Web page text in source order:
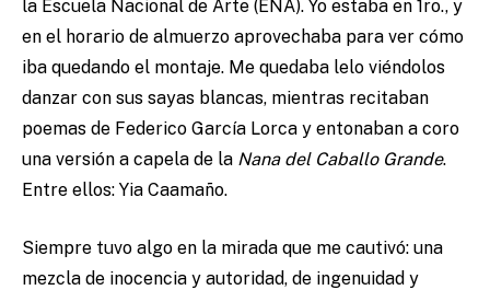
la Escuela Nacional de Arte (ENA). Yo estaba en 1ro., y
en el horario de almuerzo aprovechaba para ver cómo
iba quedando el montaje. Me quedaba lelo viéndolos
danzar con sus sayas blancas, mientras recitaban
poemas de Federico García Lorca y entonaban a coro
una versión a capela de la Nana del Caballo Grande.
Entre ellos: Yia Caamaño.
Siempre tuvo algo en la mirada que me cautivó: una
mezcla de inocencia y autoridad, de ingenuidad y